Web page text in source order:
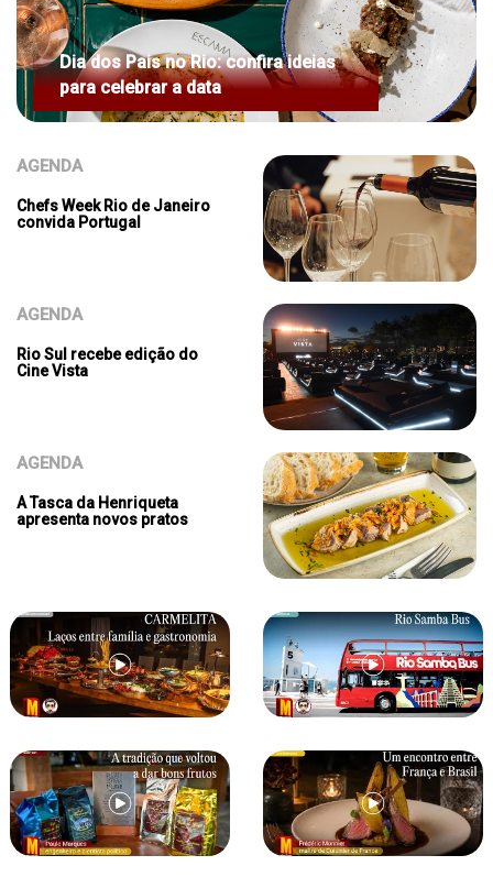
Dia dos Pais no Rio: confira ideias
para celebrar a data
AGENDA
Chefs Week Rio de Janeiro
convida Portugal
AGENDA
Rio Sul recebe edição do
Cine Vista
AGENDA
A Tasca da Henriqueta
apresenta novos pratos